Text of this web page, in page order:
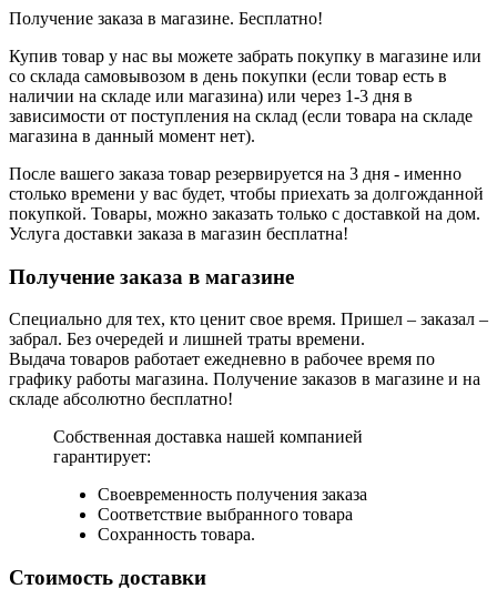
Получение заказа в магазине. Бесплатно!
Купив товар у нас вы можете забрать покупку в магазине или
со склада самовывозом в день покупки (если товар есть в
наличии на складе или магазина) или через 1-3 дня в
зависимости от поступления на склад (если товара на складе
магазина в данный момент нет).
После вашего заказа товар резервируется на 3 дня - именно
столько времени у вас будет, чтобы приехать за долгожданной
покупкой. Товары, можно заказать только с доставкой на дом.
Услуга доставки заказа в магазин бесплатна!
Получение заказа в магазине
Специально для тех, кто ценит свое время. Пришел – заказал –
забрал. Без очередей и лишней траты времени.
Выдача товаров работает ежедневно в рабочее время по
графику работы магазина. Получение заказов в магазине и на
складе абсолютно бесплатно!
Собственная доставка нашей компанией
гарантирует:
Своевременность получения заказа
Соответствие выбранного товара
Сохранность товара.
Стоимость доставки